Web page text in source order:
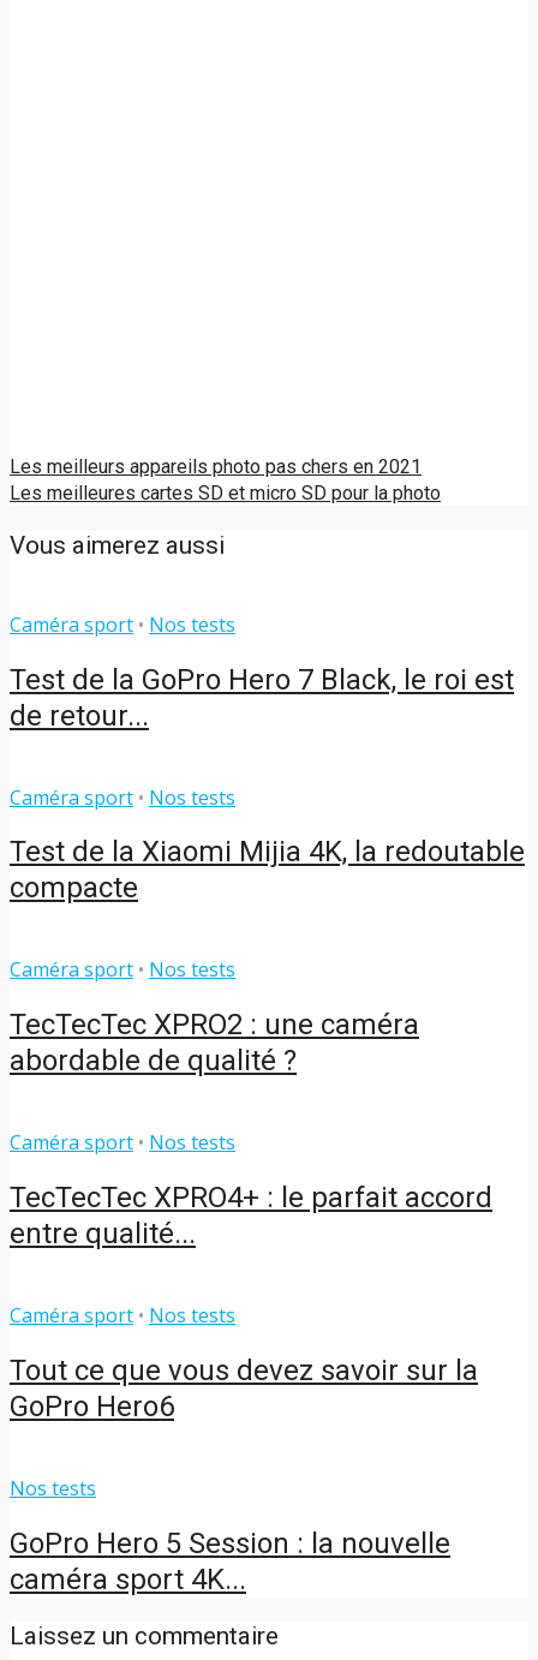
Les meilleurs appareils photo pas chers en 2021
Les meilleures cartes SD et micro SD pour la photo
Vous aimerez aussi
Caméra sport • Nos tests
Test de la GoPro Hero 7 Black, le roi est
de retour...
Caméra sport • Nos tests
Test de la Xiaomi Mijia 4K, la redoutable
compacte
Caméra sport • Nos tests
TecTecTec XPRO2 : une caméra
abordable de qualité ?
Caméra sport • Nos tests
TecTecTec XPRO4+ : le parfait accord
entre qualité...
Caméra sport • Nos tests
Tout ce que vous devez savoir sur la
GoPro Hero6
Nos tests
GoPro Hero 5 Session : la nouvelle
caméra sport 4K...
Laissez un commentaire